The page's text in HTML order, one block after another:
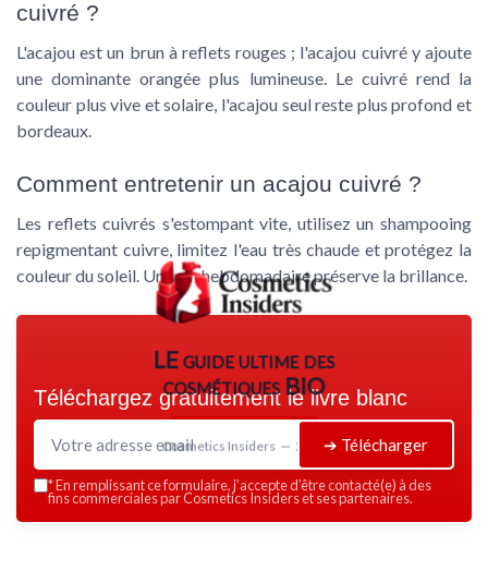
cuivré ?
L'acajou est un brun à reflets rouges ; l'acajou cuivré y ajoute
une dominante orangée plus lumineuse. Le cuivré rend la
couleur plus vive et solaire, l'acajou seul reste plus profond et
bordeaux.
Comment entretenir un acajou cuivré ?
Les reflets cuivrés s'estompant vite, utilisez un shampooing
repigmentant cuivre, limitez l'eau très chaude et protégez la
couleur du soleil. Un soin hebdomadaire préserve la brillance.
LE guide ultime des
cosmétiques BIO
Cosmetics Insiders — 2026
Téléchargez gratuitement le livre blanc
➔ Télécharger
*En remplissant ce formulaire, j’accepte d’être contacté(e) à des
fins commerciales par Cosmetics Insiders et ses partenaires.